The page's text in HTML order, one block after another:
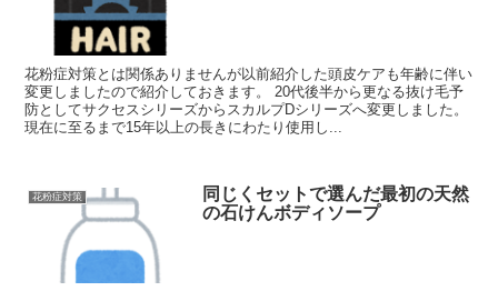
花粉症対策とは関係ありませんが以前紹介した頭皮ケアも年齢に伴い
変更しましたので紹介しておきます。 20代後半から更なる抜け毛予
防としてサクセスシリーズからスカルプDシリーズへ変更しました。
現在に至るまで15年以上の長きにわたり使用し...
花粉症対策
同じくセットで選んだ最初の天然
の石けんボディソープ